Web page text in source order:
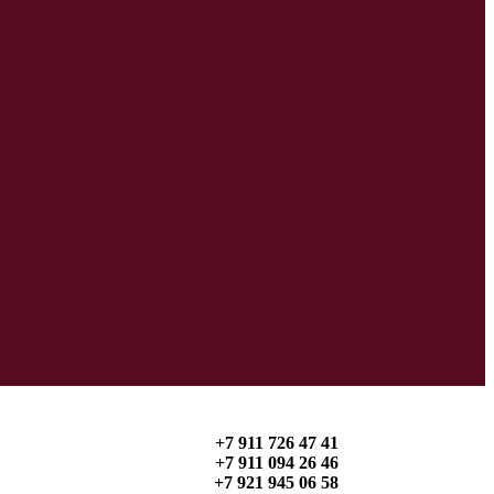
+7 911 726 47 41
+7 911 094 26 46
+7 921 945 06 58